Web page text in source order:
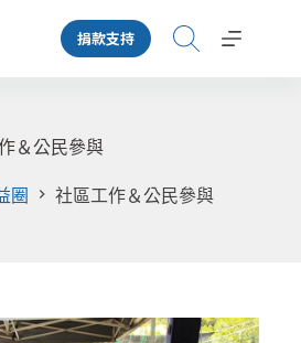
捐款支持
＆公民參與
圈 社區工作＆公民參與